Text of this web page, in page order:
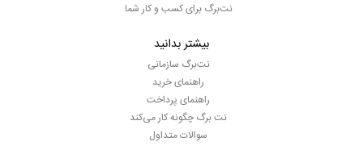
نت‌برگ برای کسب و کار شما
بیشتر بدانید
نت‌برگ سازمانی
راهنمای خرید
راهنمای پرداخت
نت برگ چگونه کار می‌کند
سوالات متداول